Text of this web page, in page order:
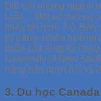
Đối với những ngành
Luật,…Một số trường
thiểu tới mức 7.0. Bên
kỹ năng, nhiều trường
thiểu của từng kỹ
University of New
năng nào dưới 6.0 và
3. Du học